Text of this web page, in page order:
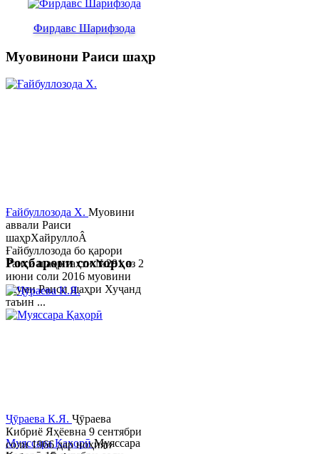
Фирдавс Шарифзода
Муовинони Раиси шаҳр
Ғайбуллозода Х. Муовини
аввали Раиси
шаҳрХайруллоÂ
Ғайбуллозода бо қарори
Раиси шаҳр таҳти №281 аз 2
июни соли 2016 муовини
якуми Раиси шаҳри Хуҷанд
таъин ...
Муяссара ҚаҳорӣМуяссара
Роҳбарони сохторҳо
Ҷӯраева К.Я. Ҷӯраева
Кибриё Яҳёевна 9 сентябри
соли 1966 дар ноҳияи